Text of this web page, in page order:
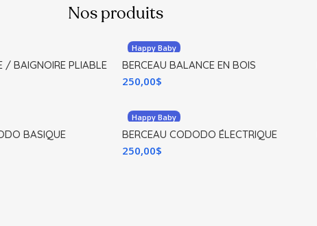
Nos produits
/ BAIGNOIRE PLIABLE
Happy Baby
BERCEAU BALANCE EN BOIS
250,00$
BASIQUE
Happy Baby
BERCEAU CODODO ÉLECTRIQUE
250,00$